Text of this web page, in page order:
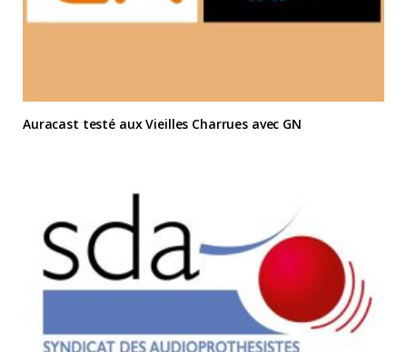
Auracast testé aux Vieilles Charrues avec GN